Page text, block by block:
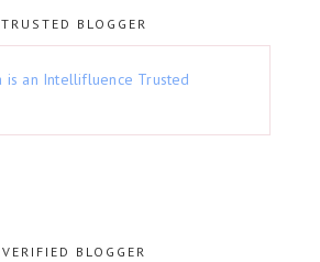
TRUSTED BLOGGER
VERIFIED BLOGGER